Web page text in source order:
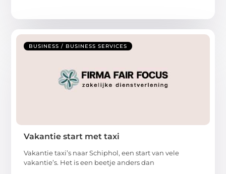
BUSINESS / BUSINESS SERVICES
Vakantie start met taxi
Vakantie taxi’s naar Schiphol, een start van vele
vakantie’s. Het is een beetje anders dan